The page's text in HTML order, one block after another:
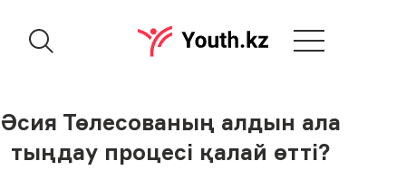
Әсия Төлесованың алдын ала
тыңдау процесі қалай өтті?